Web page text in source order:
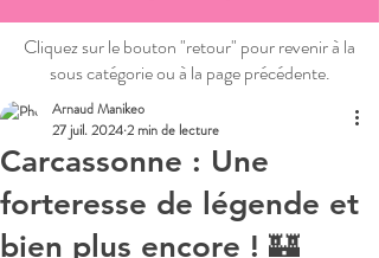
Cliquez sur le bouton "retour" pour revenir à la
sous catégorie ou à la page précédente.
Carcassonne : Une
forteresse de légende et
bien plus encore ! 🏰
Arnaud Manikeo
27 juil. 20242 min de lecture